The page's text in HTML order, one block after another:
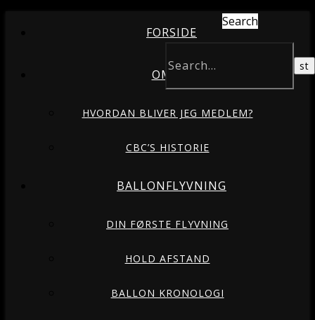
Search
FORSIDE
OM OS
HVORDAN BLIVER JEG MEDLEM?
CBC’S HISTORIE
BALLONFLYVNING
DIN FØRSTE FLYVNING
HOLD AFSTAND
BALLON KRONOLOGI